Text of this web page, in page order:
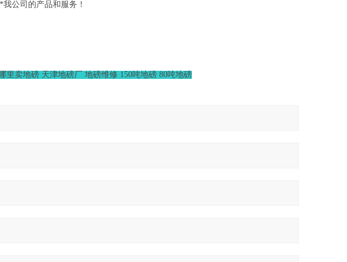
公司的产品和服务！
里卖地磅 天津地磅厂 地磅维修 150吨地磅 80吨地磅